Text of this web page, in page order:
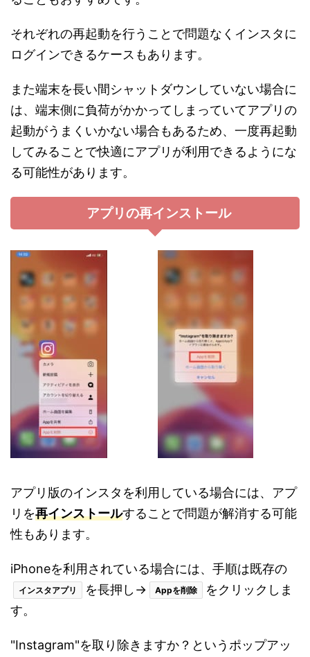
それぞれの再起動を行うことで問題なくインスタに
ログインできるケースもあります。
また端末を長い間シャットダウンしていない場合に
は、端末側に負荷がかかってしまっていてアプリの
起動がうまくいかない場合もあるため、一度再起動
してみることで快適にアプリが利用できるようにな
る可能性があります。
アプリの再インストール
アプリ版のインスタを利用している場合には、アプ
リを再インストールすることで問題が解消する可能
性もあります。
iPhoneを利用されている場合には、手順は既存の
インスタアプリ を長押し→ Appを削除
をクリックしま
す。
"Instagram"を取り除きますか？というポップアッ